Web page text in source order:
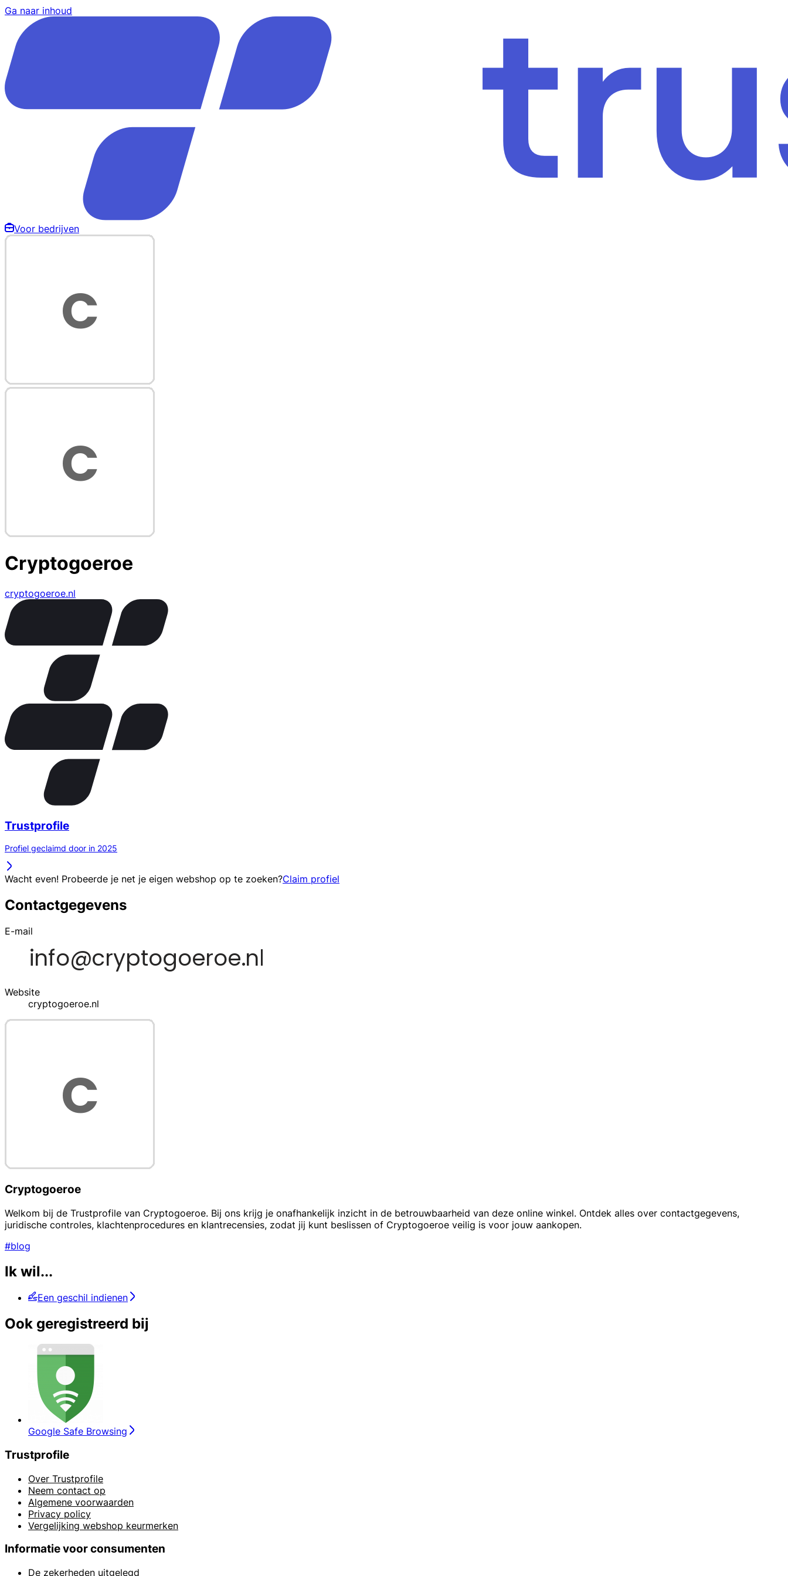
Ga naar inhoud
Voor bedrijven
Cryptogoeroe
cryptogoeroe.nl
Trustprofile
Profiel geclaimd door in 2025
Wacht even! Probeerde je net je eigen webshop op te zoeken?Claim profiel
Contactgegevens
E-mail
Website
cryptogoeroe.nl
Cryptogoeroe
Welkom bij de Trustprofile van Cryptogoeroe. Bij ons krijg je onafhankelijk inzicht in de betrouwbaarheid van deze online winkel. Ontdek alles over contactgegevens,
juridische controles, klachtenprocedures en klantrecensies, zodat jij kunt beslissen of Cryptogoeroe veilig is voor jouw aankopen.
#blog
Ik wil...
Een geschil indienen
Ook geregistreerd bij
Google Safe Browsing
Trustprofile
Over Trustprofile
Neem contact op
Algemene voorwaarden
Privacy policy
Vergelijking webshop keurmerken
Informatie voor consumenten
De zekerheden uitgelegd